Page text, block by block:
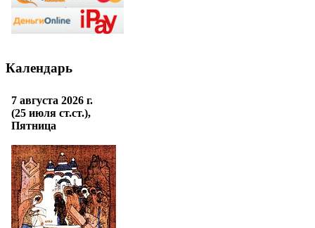
Календарь